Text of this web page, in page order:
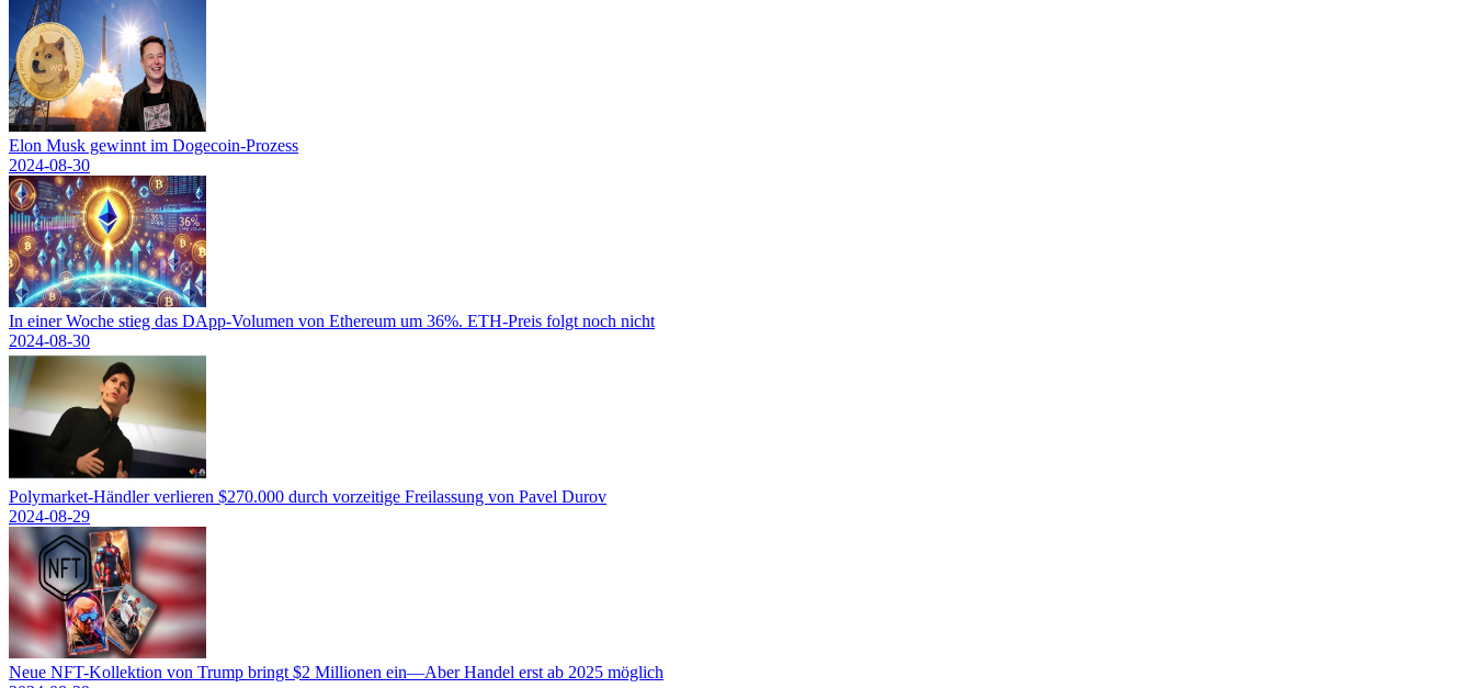
Elon Musk gewinnt im Dogecoin-Prozess
2024-08-30
In einer Woche stieg das DApp-Volumen von Ethereum um 36%. ETH-Preis folgt noch nicht
2024-08-30
Polymarket-Händler verlieren $270.000 durch vorzeitige Freilassung von Pavel Durov
2024-08-29
Neue NFT-Kollektion von Trump bringt $2 Millionen ein—Aber Handel erst ab 2025 möglich